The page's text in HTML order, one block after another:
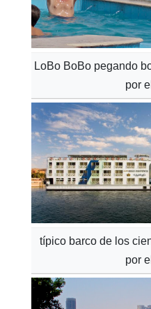
LoBo BoBo pegando
por
típico barco de los
por